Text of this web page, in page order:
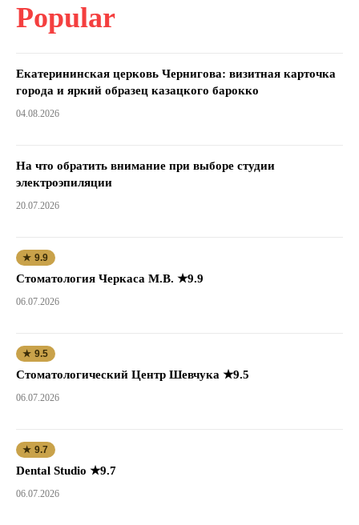
Popular
Екатерининская церковь Чернигова: визитная карточка
города и яркий образец казацкого барокко
04.08.2026
На что обратить внимание при выборе студии
электроэпиляции
20.07.2026
★ 9.9
Стоматология Черкаса М.В. ★9.9
06.07.2026
★ 9.5
Стоматологический Центр Шевчука ★9.5
06.07.2026
★ 9.7
Dental Studio ★9.7
06.07.2026